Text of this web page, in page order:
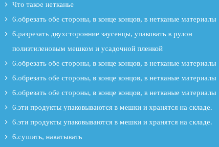
Что такое нетканье
6.обрезать обе стороны, в конце концов, в нетканые материалы
6.разрезать двухсторонние заусенцы, упаковать в рулон
полиэтиленовым мешком и усадочной пленкой
6.обрезать обе стороны, в конце концов, в нетканые материалы
6.обрезать обе стороны, в конце концов, в нетканые материалы
6.обрезать обе стороны, в конце концов, в нетканые материалы
6.эти продукты упаковываются в мешки и хранятся на складе.
6.эти продукты упаковываются в мешки и хранятся на складе.
6.сушить, накатывать